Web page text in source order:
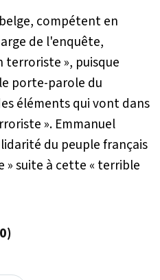
compétent en
de l'enquête,
terroriste », puisque
porte-parole du
éléments qui vont dans
». Emmanuel
du peuple français
» suite à cette « terrible
0)